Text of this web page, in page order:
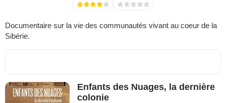
Documentaire sur la vie des communautés vivant au coeur de la
Sibérie.
Enfants des Nuages, la dernière
colonie